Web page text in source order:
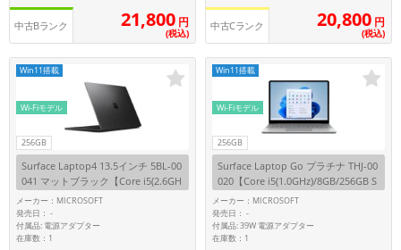
中古Bランク 21,800 円
(税込)
中古Cランク 20,800 円
(税込)
256GB
Wi-Fiモデル
Win11搭載
Surface Laptop4 13.5インチ 5BL-00
041 マットブラック【Core i5(2.6GH
z)/8GB/256GB SSD/Win11Pro】
メーカー：MICROSOFT
発売日：-
付属品: 電源アダプター
在庫数：1
256GB
Wi-Fiモデル
Win11搭載
Surface Laptop Go プラチナ THJ-00
020【Core i5(1.0GHz)/8GB/256GB S
SD/Win11Pro】
メーカー：MICROSOFT
発売日：-
付属品: 39W 電源アダプター
在庫数：1